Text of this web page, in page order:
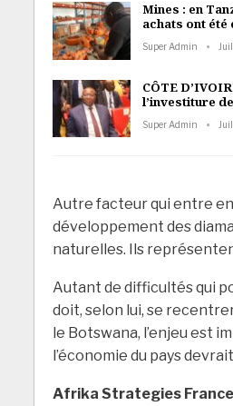
Mines : en
achats ont
Super Admin
CÔTE
l’investiture
Super Admin
Autre facteur qui entre
développement des
naturelles. Ils
Autant de difficultés qui
doit, selon lui, se
le Botswana, l’enjeu est
l’économie du pays
Afrika Strategies France